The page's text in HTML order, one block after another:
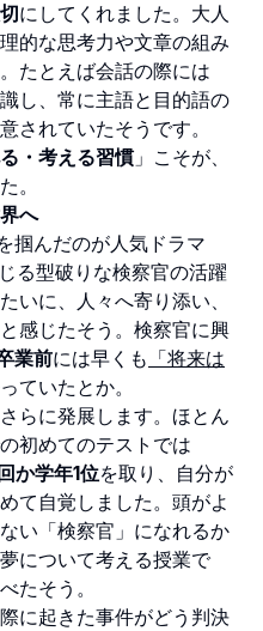
にしてくれました。大人
的な思考力や文章の組み
たとえば会話の際には
し、常に主語と目的語の
されていたそうです。
・考える習慣」こそが、
。
へ
掴んだのが人気ドラマ
る型破りな検察官の活躍
いに、人々へ寄り添い、
感じたそう。検察官に興
業前には早くも 「将来は
ていたとか。
らに発展します。ほとん
初めてのテストでは
か学年1位を取り、自分が
て自覚しました。頭がよ
い「検察官」になれるか
について考える授業で
たそう。
に起きた事件がどう判決